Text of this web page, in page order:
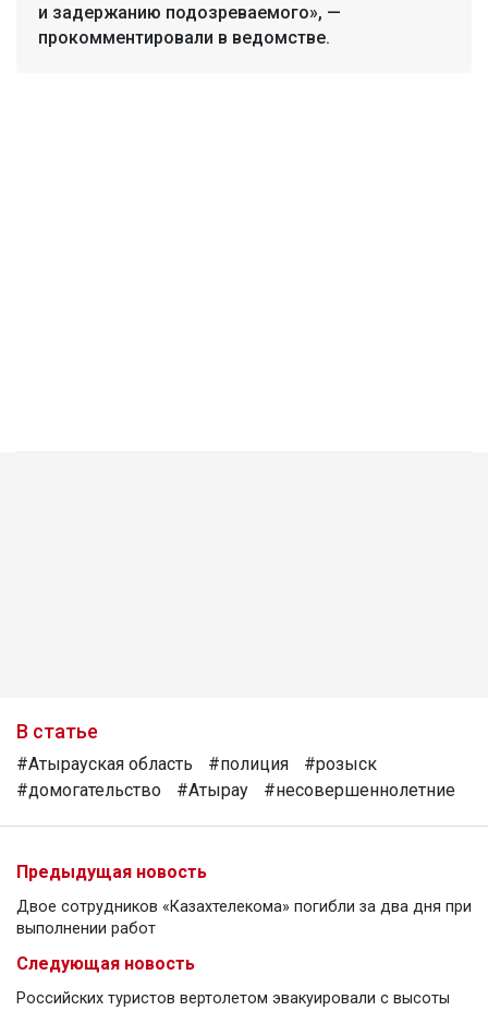
и задержанию подозреваемого», —
прокомментировали в ведомстве.
В статье
#Атырауская область #полиция
#розыск
#домогательство
#Атырау #несовершеннолетние
Предыдущая новость
Двое сотрудников «Казахтелекома» погибли за два дня при
выполнении работ
Следующая новость
Российских туристов вертолетом эвакуировали с высоты